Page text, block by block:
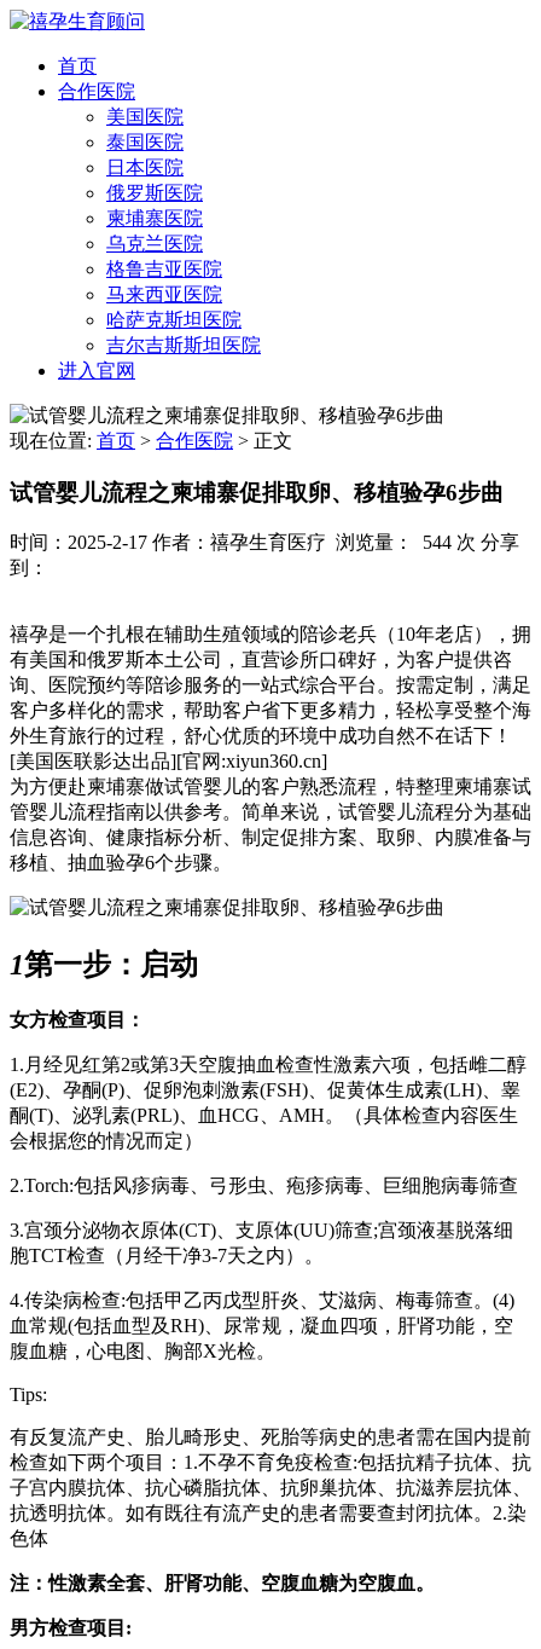
首页
合作医院
美国医院
泰国医院
日本医院
俄罗斯医院
柬埔寨医院
乌克兰医院
格鲁吉亚医院
马来西亚医院
哈萨克斯坦医院
吉尔吉斯斯坦医院
进入官网
现在位置: 首页 > 合作医院 > 正文
试管婴儿流程之柬埔寨促排取卵、移植验孕6步曲
时间：2025-2-17 作者：禧孕生育医疗 浏览量： 544 次 分享
到：
禧孕是一个扎根在辅助生殖领域的陪诊老兵（10年老店），拥
有美国和俄罗斯本土公司，直营诊所口碑好，为客户提供咨
询、医院预约等陪诊服务的一站式综合平台。按需定制，满足
客户多样化的需求，帮助客户省下更多精力，轻松享受整个海
外生育旅行的过程，舒心优质的环境中成功自然不在话下！
[美国医联影达出品][官网:xiyun360.cn]
为方便赴柬埔寨做试管婴儿的客户熟悉流程，特整理柬埔寨试
管婴儿流程指南以供参考。简单来说，试管婴儿流程分为基础
信息咨询、健康指标分析、制定促排方案、取卵、内膜准备与
移植、抽血验孕6个步骤。
1第一步：启动
女方检查项目：
1.月经见红第2或第3天空腹抽血检查性激素六项，包括雌二醇
(E2)、孕酮(P)、促卵泡刺激素(FSH)、促黄体生成素(LH)、睾
酮(T)、泌乳素(PRL)、血HCG、AMH。（具体检查内容医生
会根据您的情况而定）
2.Torch:包括风疹病毒、弓形虫、疱疹病毒、巨细胞病毒筛查
3.宫颈分泌物衣原体(CT)、支原体(UU)筛查;宫颈液基脱落细
胞TCT检查（月经干净3-7天之内）。
4.传染病检查:包括甲乙丙戊型肝炎、艾滋病、梅毒筛查。(4)
血常规(包括血型及RH)、尿常规，凝血四项，肝肾功能，空
腹血糖，心电图、胸部X光检。
Tips:
有反复流产史、胎儿畸形史、死胎等病史的患者需在国内提前
检查如下两个项目：1.不孕不育免疫检查:包括抗精子抗体、抗
子宫内膜抗体、抗心磷脂抗体、抗卵巢抗体、抗滋养层抗体、
抗透明抗体。如有既往有流产史的患者需要查封闭抗体。2.染
色体
注：性激素全套、肝肾功能、空腹血糖为空腹血。
男方检查项目: